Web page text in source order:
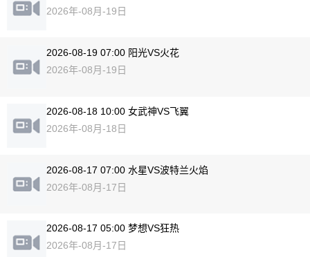
2026年-08月-19日
2026-08-19 07:00 阳光VS火花
2026年-08月-19日
2026-08-18 10:00 女武神VS飞翼
2026年-08月-18日
2026-08-17 07:00 水星VS波特兰火焰
2026年-08月-17日
2026-08-17 05:00 梦想VS狂热
2026年-08月-17日